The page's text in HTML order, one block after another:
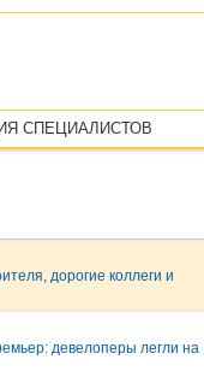
СПЕЦИАЛИСТОВ
дорогие коллеги и
девелоперы легли на